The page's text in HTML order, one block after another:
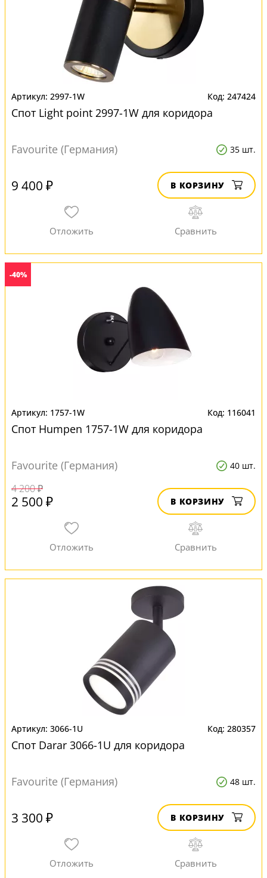
2997-1W 247424
Спот Light point 2997-1W для коридора
Favourite (Германия) 35 шт.
9 400 ₽ В КОРЗИНУ
-40%
1757-1W 116041
Спот Humpen 1757-1W для коридора
Favourite (Германия) 40 шт.
4 200 ₽
2 500 ₽ В КОРЗИНУ
3066-1U 280357
Спот Darar 3066-1U для коридора
Favourite (Германия) 48 шт.
3 300 ₽ В КОРЗИНУ